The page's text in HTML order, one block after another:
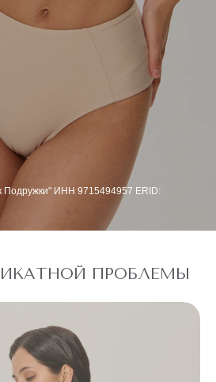
Подружки" ИНН 9715494957 ERID:
ПРОБЛЕМЫ